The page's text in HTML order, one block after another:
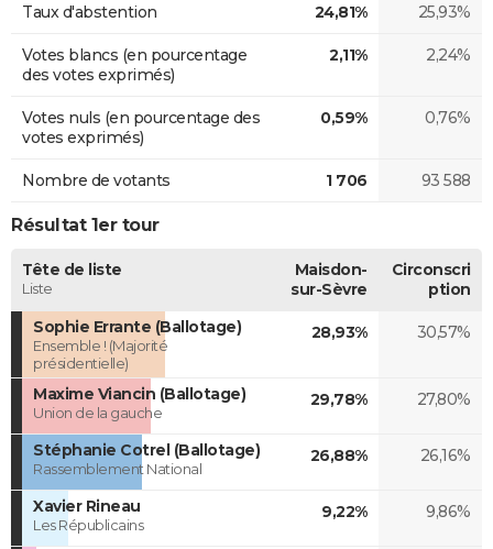
Taux d'abstention 24,81% 25,93%
Votes blancs (en pourcentage
des votes exprimés)
2,11% 2,24%
Votes nuls (en pourcentage des
votes exprimés)
0,59% 0,76%
Nombre de votants 1 706 93 588
Résultat 1er tour
Tête de liste
Liste
Maisdon-
sur-Sèvre
Circonscri
ption
Sophie Errante (Ballotage)
Ensemble ! (Majorité
présidentielle)
28,93% 30,57%
Maxime Viancin (Ballotage)
Union de la gauche
29,78% 27,80%
Stéphanie Cotrel (Ballotage)
Rassemblement National
26,88% 26,16%
Xavier Rineau
Les Républicains
9,22% 9,86%